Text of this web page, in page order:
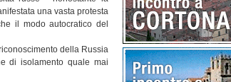
una vasta protesta
il modo autocratico del
della Russia
di isolamento quale mai